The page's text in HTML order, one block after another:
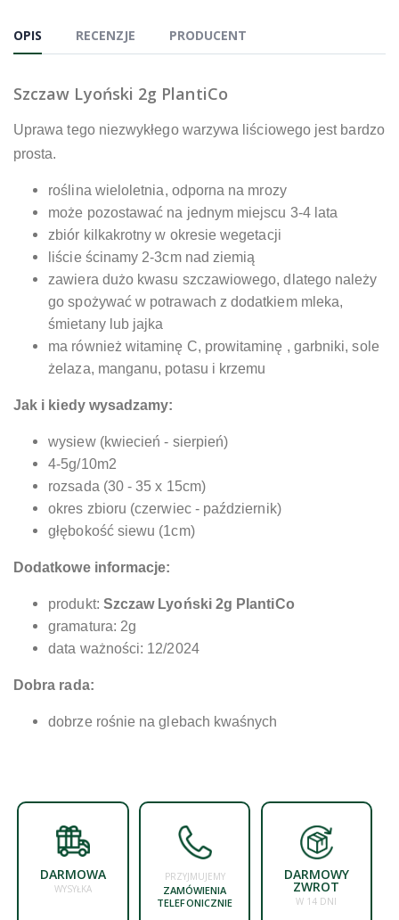
OPIS RECENZJE PRODUCENT
Szczaw Lyoński 2g PlantiCo
Uprawa tego niezwykłego warzywa liściowego jest bardzo
prosta.
roślina wieloletnia, odporna na mrozy
może pozostawać na jednym miejscu 3-4 lata
zbiór kilkakrotny w okresie wegetacji
liście ścinamy 2-3cm nad ziemią
zawiera dużo kwasu szczawiowego, dlatego należy
go spożywać w potrawach z dodatkiem mleka,
śmietany lub jajka
ma również witaminę C, prowitaminę , garbniki, sole
żelaza, manganu, potasu i krzemu
Jak i kiedy wysadzamy:
wysiew (kwiecień - sierpień)
4-5g/10m2
rozsada (30 - 35 x 15cm)
okres zbioru (czerwiec - październik)
głębokość siewu (1cm)
Dodatkowe informacje:
produkt: Szczaw Lyoński 2g PlantiCo
gramatura: 2g
data ważności: 12/2024
Dobra rada:
dobrze rośnie na glebach kwaśnych
DARMOWA
WYSYŁKA
PRZYJMUJEMY
ZAMÓWIENIA
TELEFONICZNIE
DARMOWY
ZWROT
W 14 DNI